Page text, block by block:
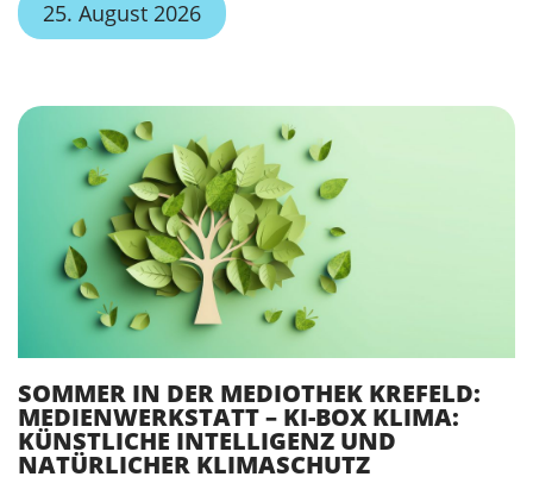
25. August 2026
SOMMER IN DER MEDIOTHEK KREFELD:
MEDIENWERKSTATT – KI-BOX KLIMA:
KÜNSTLICHE INTELLIGENZ UND
NATÜRLICHER KLIMASCHUTZ